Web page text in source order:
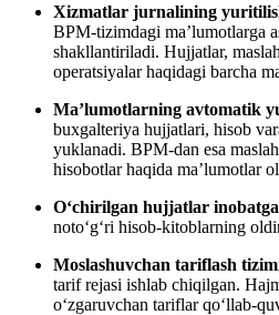
Xizmatlar jurnalining
BPM-tizimdagi ma’lumotlarga
shakllantiriladi. Hujjatlar,
operatsiyalar haqidagi barcha
Ma’lumotlarning avtomatik
buxgalteriya hujjatlari, hisob
yuklanadi. BPM-dan esa
hisobotlar haqida ma’lumotlar
O‘chirilgan hujjatlar
noto‘g‘ri hisob-kitoblarning
Moslashuvchan tariflash
tarif rejasi ishlab chiqilgan.
o‘zgaruvchan tariflar qo‘llab-